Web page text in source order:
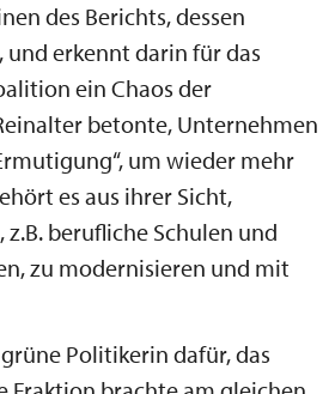
des Berichts, dessen
erkennt darin für das
ein Chaos der
betonte, Unternehmen
um wieder mehr
es aus ihrer Sicht,
berufliche Schulen und
zu modernisieren und mit
Politikerin dafür, das